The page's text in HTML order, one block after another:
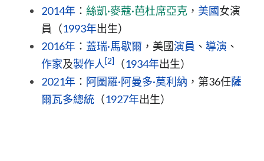
2014年 ： 絲凱·麥蔻·芭杜席亞克 ， 美國女演
員（1993年出生）
2016年 ： 蓋瑞·馬歇爾 ，美國演員 、 導演 、
作家及製作人 [2] （1934年出生）
2021年 ： 阿圖羅·阿曼多·莫利納 ，第36任薩
爾瓦多總統 （1927年出生）